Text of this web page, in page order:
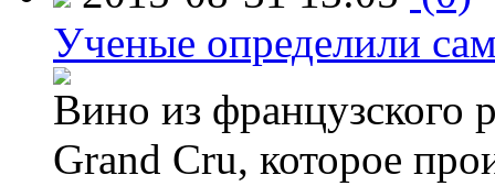
Ученые определили
Вино из французского
Grand Cru, которое